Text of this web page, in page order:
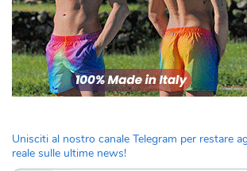
Unisciti al nostro canale Telegram per restare
reale sulle ultime news!